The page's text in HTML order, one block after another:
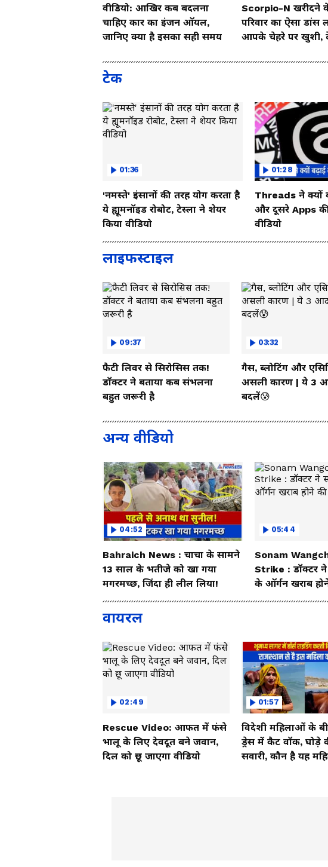
वीडियो: आखिर कब बदलना
चाहिए कार का इंजन ऑयल,
जानिए क्या है इसका सही समय
Scorpio-N खरीदने
परिवार का ऐसा डांस
आपके चेहरे पर खुशी,
टेक
01:36
'नमस्ते' इंसानों की तरह योग करता है
ये ह्यूमनॉइड रोबोट, टेस्ला ने शेयर
किया वीडियो
01:28
Threads ने क्यों
और दूसरे Apps
वीडियो
लाइफस्टाइल
09:37
फैटी लिवर से सिरोसिस तक!
डॉक्टर ने बताया कब संभलना
बहुत जरूरी है
03:32
गैस, ब्लोटिंग और
असली कारण | ये 3
बदलें😰
अन्य वीडियो
04:52
Bahraich News : चाचा के सामने
13 साल के भतीजे को खा गया
मगरमच्छ, जिंदा ही लील लिया!
05:44
Sonam
Strike : डॉक्टर
के ऑर्गन खराब
वायरल
02:49
Rescue Video: आफत में फंसे
भालू के लिए देवदूत बने जवान,
दिल को छू जाएगा वीडियो
01:57
विदेशी महिलाओं के
ड्रेस में कैट वॉक, घोड़े
सवारी, कौन है यह